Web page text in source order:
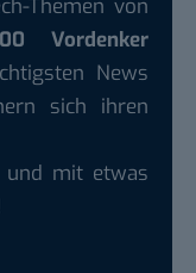
Themen von
Vordenker
News
sich ihren
und mit etwas